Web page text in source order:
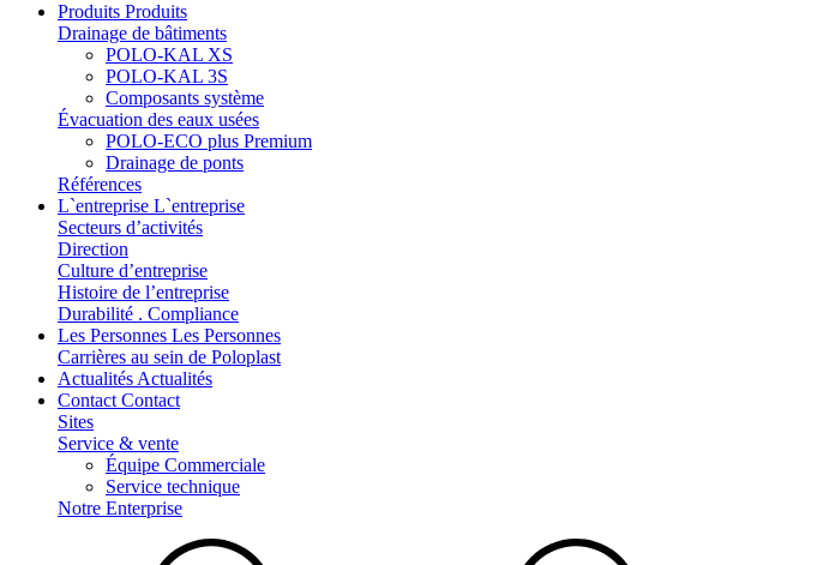
Produits Produits
Drainage de bâtiments
POLO-KAL XS
POLO-KAL 3S
Composants système
Évacuation des eaux usées
POLO-ECO plus Premium
Drainage de ponts
Références
L`entreprise L`entreprise
Secteurs d’activités
Direction
Culture d’entreprise
Histoire de l’entreprise
Durabilité . Compliance
Les Personnes Les Personnes
Carrières au sein de Poloplast
Actualités Actualités
Contact Contact
Sites
Service & vente
Équipe Commerciale
Service technique
Notre Enterprise